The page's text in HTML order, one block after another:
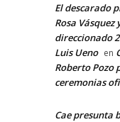
El descarado
Rosa
direccionado
Luis Ueno en
Roberto Pozo
ceremonias
Cae presunta